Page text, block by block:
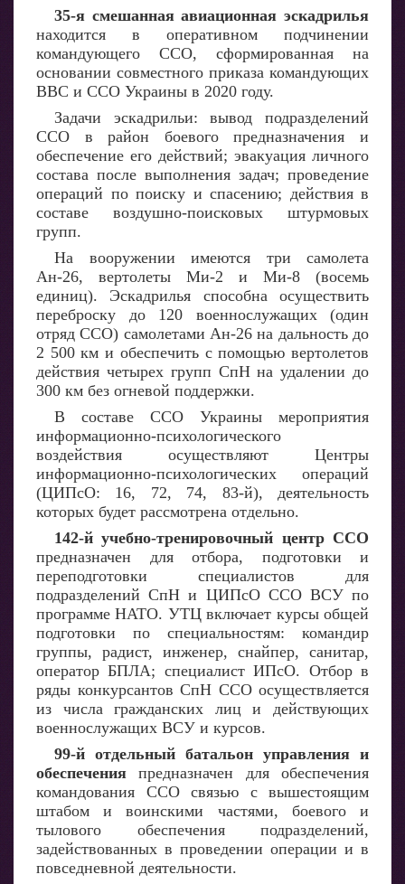
35-я смешанная авиационная эскадрилья
находится в оперативном подчинении
командующего ССО, сформированная на
основании совместного приказа командующих
ВВС и ССО Украины в 2020 году.
Задачи эскадрильи: вывод подразделений
ССО в район боевого предназначения и
обеспечение его действий; эвакуация личного
состава после выполнения задач; проведение
операций по поиску и спасению; действия в
составе воздушно-поисковых штурмовых
групп.
На вооружении имеются три самолета
Ан-26, вертолеты Ми-2 и Ми-8 (восемь
единиц). Эскадрилья способна осуществить
переброску до 120 военнослужащих (один
отряд ССО) самолетами Ан-26 на дальность до
2 500 км и обеспечить с помощью вертолетов
действия четырех групп СпН на удалении до
300 км без огневой поддержки.
В составе ССО Украины мероприятия
информационно-психологического
воздействия осуществляют Центры
информационно-психологических операций
(ЦИПсО: 16, 72, 74, 83-й), деятельность
которых будет рассмотрена отдельно.
142-й учебно-тренировочный центр ССО
предназначен для отбора, подготовки и
переподготовки специалистов для
подразделений СпН и ЦИПсО ССО ВСУ по
программе НАТО. УТЦ включает курсы общей
подготовки по специальностям: командир
группы, радист, инженер, снайпер, санитар,
оператор БПЛА; специалист ИПсО. Отбор в
ряды конкурсантов СпН ССО осуществляется
из числа гражданских лиц и действующих
военнослужащих ВСУ и курсов.
99-й отдельный батальон управления и
обеспечения предназначен для обеспечения
командования ССО связью с вышестоящим
штабом и воинскими частями, боевого и
тылового обеспечения подразделений,
задействованных в проведении операции и в
повседневной деятельности.